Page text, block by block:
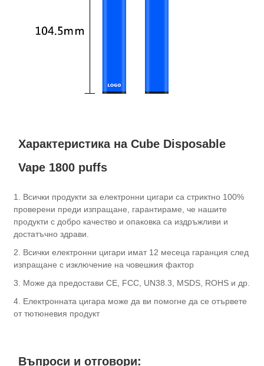
Характеристика на Cube Disposable
Vape 1800 puffs
1. Всички продукти за електронни цигари са стриктно 100%
проверени преди изпращане, гарантираме, че нашите
продукти с добро качество и опаковка са издръжливи и
достатъчно здрави.
2. Всички електронни цигари имат 12 месеца гаранция след
изпращане с изключение на човешкия фактор
3. Може да предостави CE, FCC, UN38.3, MSDS, ROHS и др.
4. Електронната цигара може да ви помогне да се отървете
от тютюневия продукт
Въпроси и отговори: